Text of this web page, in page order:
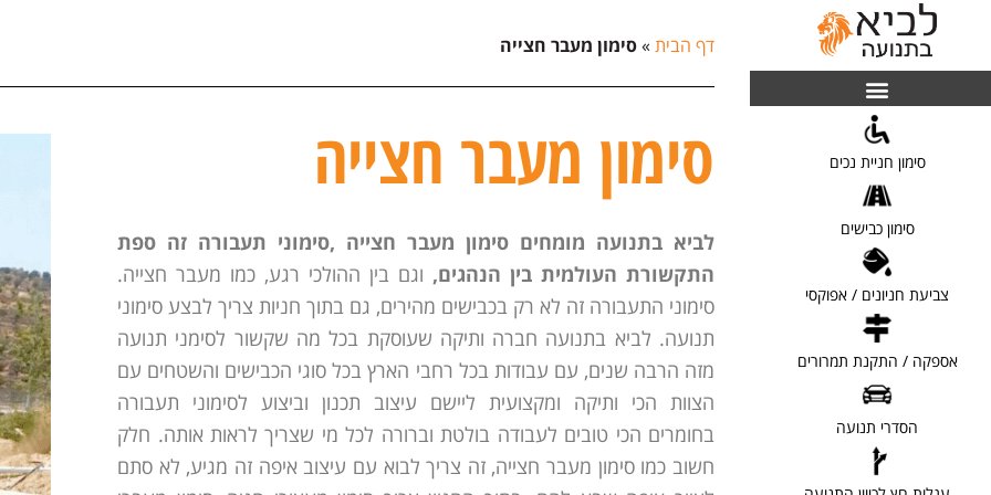
סימון חניית נכים
[ לפרטים ]
סימון כבישים
[ לפרטים ]
צביעת חניונים / אפוקסי
[ לפרטים ]
אספקה / התקנת תמרורים
[ לפרטים ]
הסדרי תנועה
[ לפרטים ]
[ לפרטים ]
דף הבית»סימון מעבר חצייה
סימון מעבר חצייה
לביא בתנועה מומחים סימון מעבר חצייה ,סימוני תעבורה זה ספת
התקשורת העולמית בין הנהגים, וגם בין ההולכי רגע, כמו מעבר חצייה.
סימוני התעבורה זה לא רק בכבישים מהירים, גם בתוך חניות צריך לבצע סימוני
תנועה. לביא בתנועה חברה ותיקה שעוסקת בכל מה שקשור לסימני תנועה
מזה הרבה שנים, עם עבודות בכל רחבי הארץ בכל סוגי הכבישים והשטחים עם
הצוות הכי ותיקה ומקצועית ליישם עיצוב תכנון וביצוע לסימוני תעבורה
בחומרים הכי טובים לעבודה בולטת וברורה לכל מי שצריך לראות אותה. חלק
חשוב כמו סימון מעבר חצייה, זה צריך לבוא עם עיצוב איפה זה מגיע, לא סתם